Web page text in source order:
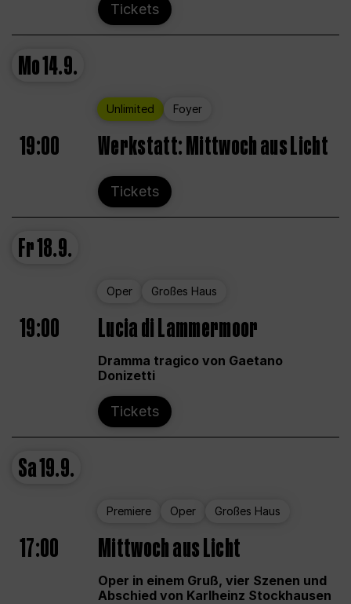
Tickets
Mo14.9.
Unlimited Foyer
19:00 Werkstatt: Mittwoch aus Licht
Tickets
Fr18.9.
Oper Großes Haus
19:00 Lucia di Lammermoor
Dramma tragico von Gaetano
Donizetti
Tickets
Sa19.9.
Premiere Oper Großes Haus
17:00 Mittwoch aus Licht
Oper in einem Gruß, vier Szenen und
Abschied von Karlheinz Stockhausen